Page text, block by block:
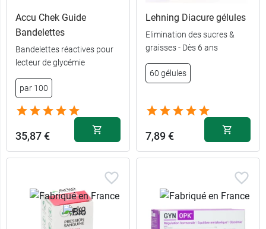
0,5 ml
1 ml 10,49 €
Accu Chek Guide
Bandelettes
Bandelettes réactives pour
lecteur de glycémie
par 100
35,87 €
Lehning Diacure gélules
Elimination des sucres &
graisses - Dès 6 ans
60 gélules
7,89 €